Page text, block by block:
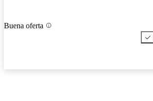
Buena oferta